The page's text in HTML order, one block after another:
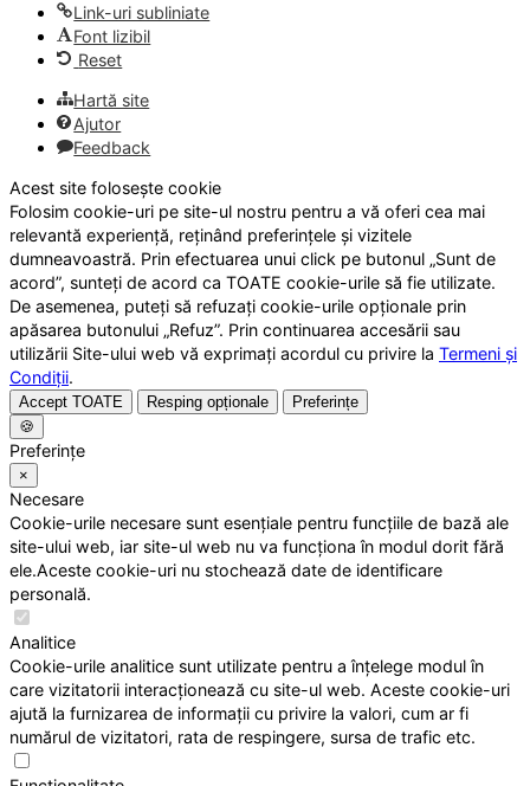
Link-uri subliniate
Font lizibil
Reset
Hartă site
Ajutor
Feedback
Acest site folosește cookie
Folosim cookie-uri pe site-ul nostru pentru a vă oferi cea mai
relevantă experiență, reținând preferințele și vizitele
dumneavoastră. Prin efectuarea unui click pe butonul „Sunt de
acord”, sunteți de acord ca TOATE cookie-urile să fie utilizate.
De asemenea, puteți să refuzați cookie-urile opționale prin
apăsarea butonului „Refuz”. Prin continuarea accesării sau
utilizării Site-ului web vă exprimați acordul cu privire la Termeni și
Condiții.
Accept TOATE Resping opționale
Preferințe
🍪
Preferințe
×
Necesare
Cookie-urile necesare sunt esențiale pentru funcțiile de bază ale
site-ului web, iar site-ul web nu va funcționa în modul dorit fără
ele.Aceste cookie-uri nu stochează date de identificare
personală.
Analitice
Cookie-urile analitice sunt utilizate pentru a înțelege modul în
care vizitatorii interacționează cu site-ul web. Aceste cookie-uri
ajută la furnizarea de informații cu privire la valori, cum ar fi
numărul de vizitatori, rata de respingere, sursa de trafic etc.